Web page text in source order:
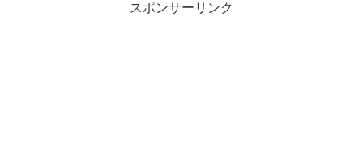
スポンサーリンク